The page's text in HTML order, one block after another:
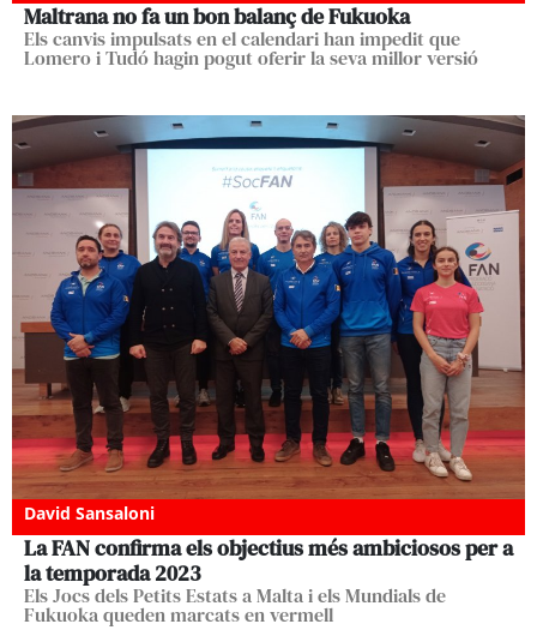
Maltrana no fa un bon balanç de Fukuoka
Els canvis impulsats en el calendari han impedit que
Lomero i Tudó hagin pogut oferir la seva millor versió
David Sansaloni
La FAN confirma els objectius més ambiciosos per a
la temporada 2023
Els Jocs dels Petits Estats a Malta i els Mundials de
Fukuoka queden marcats en vermell